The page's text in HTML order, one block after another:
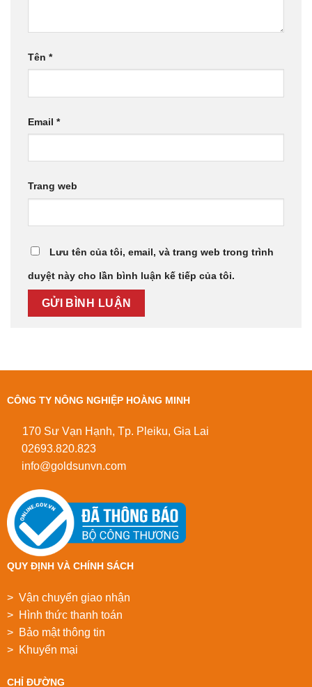
Tên *
Email *
Trang web
Lưu tên của tôi, email, và trang web trong trình
duyệt này cho lần bình luận kế tiếp của tôi.
CÔNG TY NÔNG NGHIỆP HOÀNG MINH
170 Sư Vạn Hạnh, Tp. Pleiku, Gia Lai
02693.820.823
info@goldsunvn.com
QUY ĐỊNH VÀ CHÍNH SÁCH
> Vận chuyển giao nhận
> Hình thức thanh toán
> Bảo mật thông tin
> Khuyển mại
CHỈ ĐƯỜNG